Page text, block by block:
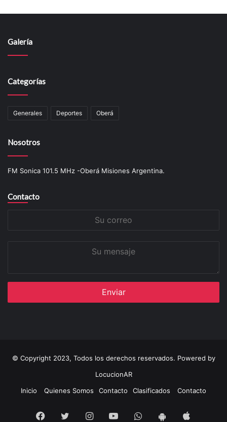
Galería
Categorías
Generales Deportes Oberá
Nosotros
FM Sonica 101.5 MHz -Oberá Misiones Argentina.
Contacto
© Copyright 2023, Todos los derechos reservados. Powered by
LocucionAR
Inicio
Quienes Somos Contacto Clasificados Contacto
Facebook
TwitterInstagramYoutubeWhatsapp